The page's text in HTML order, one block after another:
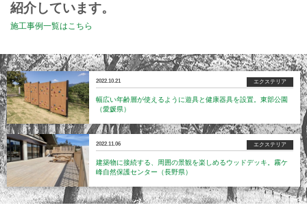
紹介しています。
施工事例一覧はこちら
2022.10.21 エクステリア
幅広い年齢層が使えるように遊具と健康器具を設置。東部公園
（愛媛県）
2022.11.06 エクステリア
建築物に接続する、周囲の景観を楽しめるウッドデッキ。霧ケ
峰自然保護センター（長野県）